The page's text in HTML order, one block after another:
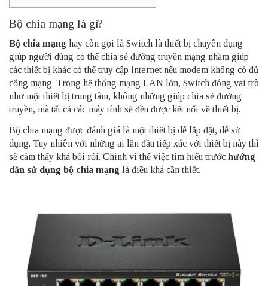
Bộ chia mạng là gì?
Bộ chia mạng hay còn gọi là Switch là thiết bị chuyên dụng
giúp người dùng có thể chia sẻ đường truyền mạng nhằm giúp
các thiết bị khác có thể truy cập internet nếu modem không có đủ
cổng mạng. Trong hệ thống mạng LAN lớn, Switch đóng vai trò
như một thiết bị trung tâm, không những giúp chia sẻ đường
truyền, mà tất cả các máy tính sẽ đều được kết nối về thiết bị.
Bộ chia mạng được đánh giá là một thiết bị dễ lắp đặt, dễ sử
dụng. Tuy nhiên với những ai lần đầu tiếp xúc với thiết bị này thì
sẽ cảm thấy khá bối rối. Chính vì thế việc tìm hiểu trước hướng
dẫn sử dụng bộ chia mạng là điều khá cần thiết.